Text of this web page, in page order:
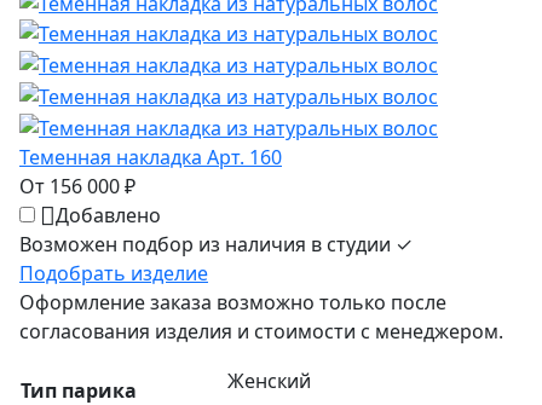
Теменная накладка Арт. 160
От 156 000 ₽
Добавлено
Возможен подбор из наличия в студии ✓
Подобрать изделие
Оформление заказа возможно только после
согласования изделия и стоимости с менеджером.
Тип парика Женский